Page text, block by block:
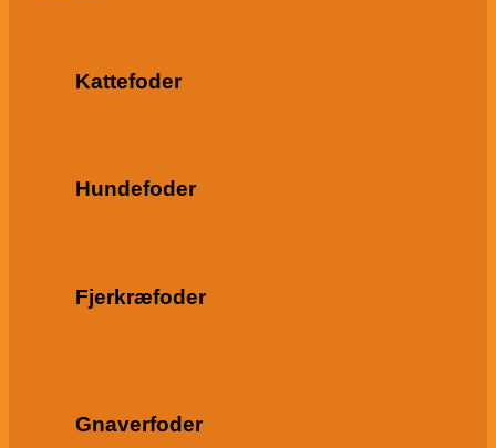
Kattefoder
Hundefoder
Fjerkræfoder
Gnaverfoder